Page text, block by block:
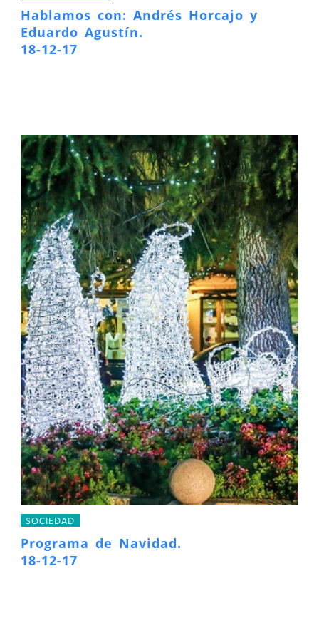
Hablamos con: Andrés Horcajo y
Eduardo Agustín.
18-12-17
SOCIEDAD
Programa de Navidad.
18-12-17